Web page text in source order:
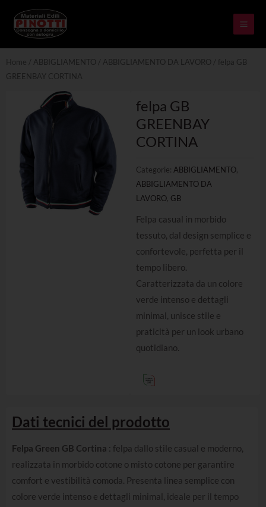
content
Home ABBIGLIAMENTO ABBIGLIAMENTO DA LAVORO / felpa GB
GREENBAY CORTINA
felpa GB
GREENBAY
CORTINA
Categorie: ABBIGLIAMENTO,
ABBIGLIAMENTO DA
LAVORO, GB
Felpa casual in morbido
tessuto, dal design semplice e
confortevole, perfetta per il
tempo libero.
Caratterizzata da un colore
verde intenso e dettagli
minimal, unisce stile e
praticità per un look urbano
quotidiano.
Dati tecnici del prodotto
Felpa Green GB Cortina : felpa dallo stile casual e moderno,
realizzata in morbido cotone o misto cotone per garantire
comfort e vestibilità comoda. Presenta linea semplice con
colore verde intenso e dettagli minimal, ideale per il tempo